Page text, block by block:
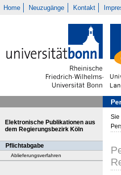
Home Neuzugänge Kontakt
Elektronische Publikationen aus
dem Regierungsbezirk Köln
Pflichtabgabe
Ablieferungsverfahren
Sie